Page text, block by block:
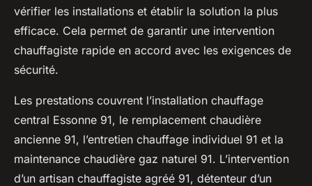
vérifier les installations et établir la solution la plus
efficace. Cela permet de garantir une intervention
chauffagiste rapide en accord avec les exigences de
sécurité.
Les prestations couvrent l’installation chauffage
central Essonne 91, le remplacement chaudière
ancienne 91, l’entretien chauffage individuel 91 et la
maintenance chaudière gaz naturel 91. L’intervention
d’un artisan chauffagiste agréé 91, détenteur d’un